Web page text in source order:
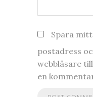
Spara
postadress
webbläsare
en